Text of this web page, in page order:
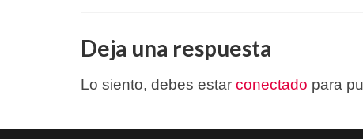
Deja una respuesta
Lo siento, debes estar conectado para